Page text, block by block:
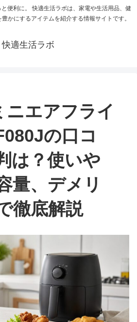
便利に。 快適生活ラボは、家電や生活用品、健
かにするアイテムを紹介する情報サイトです。
快適生活ラボ
ニエアフライ
の口コ
は？使いや
量、デメリ
徹底解説